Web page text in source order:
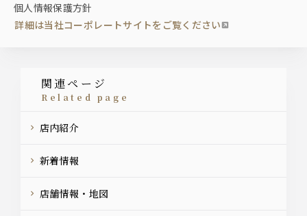
個人情報保護方針
詳細は当社コーポレートサイトをご覧ください
関連ページ
related page
店内紹介
新着情報
店舗情報・地図